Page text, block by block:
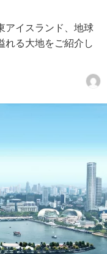
アイスランド、地球
る大地をご紹介し